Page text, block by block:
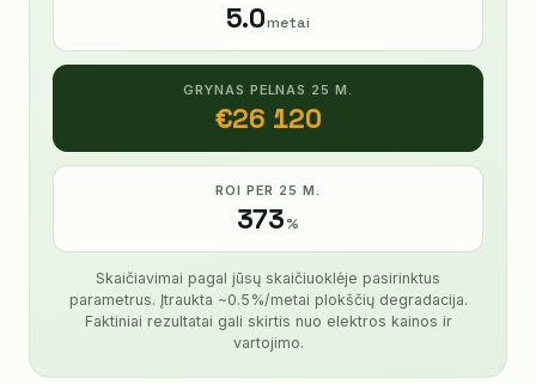
5.0metai
GRYNAS PELNAS 25 M.
€26 120
ROI PER 25 M.
373%
Skaičiavimai pagal jūsų skaičiuoklėje pasirinktus
parametrus. Įtraukta ~0.5%/metai plokščių degradacija.
Faktiniai rezultatai gali skirtis nuo elektros kainos ir
vartojimo.